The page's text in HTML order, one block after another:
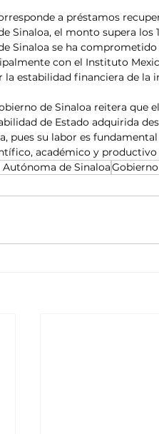
a préstamos
Sinaloa, el monto supera los
Sinaloa se ha
con el Instituto
la estabilidad financiera de la
de Sinaloa reitera que
de Estado adquirida
pues su labor es
académico y productivo
de Sinaloa